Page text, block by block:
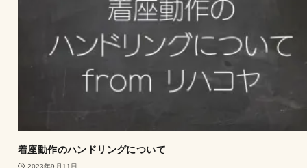
着座動作のハンドリングについて
2023年9月11日